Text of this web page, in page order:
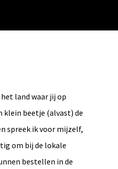
land waar jij op
klein beetje (alvast) de
spreek ik voor mijzelf,
om bij de lokale
bestellen in de